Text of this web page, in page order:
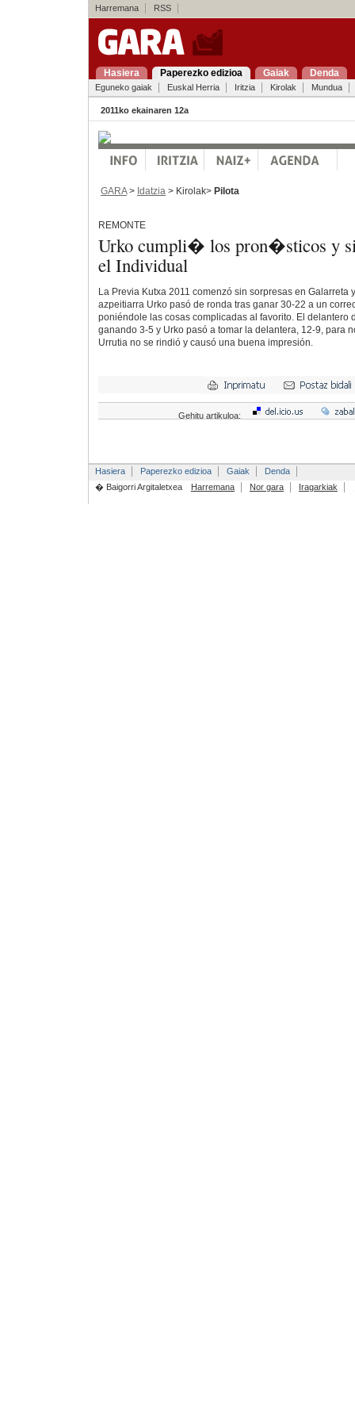
Harremana RSS
Hasiera Paperezko edizioa Gaiak Denda
Eguneko gaiak Euskal Herria Iritzia Kirolak Mundua
2011ko ekainaren 12a
GARA> Idatzia > Kirolak> Pilota
REMONTE
Urko cumpli� los pron�sticos y
el Individual
La Previa Kutxa 2011 comenzó sin sorpresas en Galarreta
azpeitiarra Urko pasó de ronda tras ganar 30-22 a un
poniéndole las cosas complicadas al favorito. El delantero
ganando 3-5 y Urko pasó a tomar la delantera, 12-9, para
Urrutia no se rindió y causó una buena impresión.
Gehitu artikuloa:
Hasiera Paperezko edizioa Gaiak
Denda
� Baigorri Argitaletxea
Harremana Nor gara Iragarkiak